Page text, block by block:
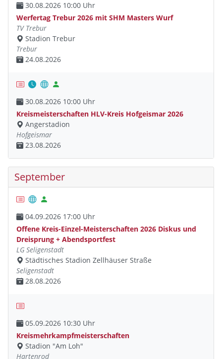
30.08.2026 10:00 Uhr
Werfertag Trebur 2026 mit SHM Masters Wurf
TV Trebur
Stadion Trebur
Trebur
24.08.2026
30.08.2026 10:00 Uhr
Kreismeisterschaften HLV-Kreis Hofgeismar 2026
Angerstadion
Hofgeismar
23.08.2026
September
04.09.2026 17:00 Uhr
Offene Kreis-Einzel-Meisterschaften 2026 Diskus und
Dreisprung + Abendsportfest
LG Seligenstadt
Städtisches Stadion Zellhäuser Straße
Seligenstadt
28.08.2026
05.09.2026 10:30 Uhr
Kreismehrkampfmeisterschaften
Stadion "Am Loh"
Hartenrod